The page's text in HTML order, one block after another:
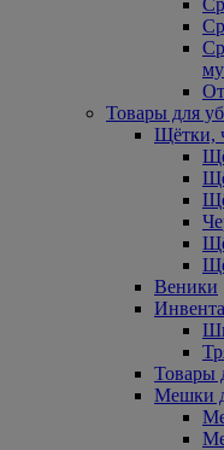
Товары для
Щётки,
Веники
Товары
Мешки